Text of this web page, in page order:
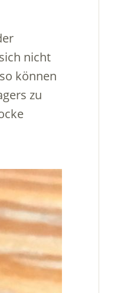
nicht
können
zu